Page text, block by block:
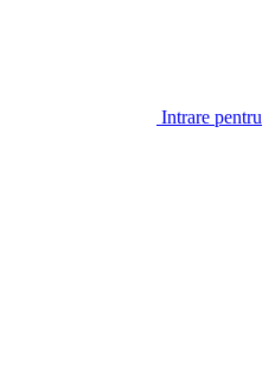
Intrare pentru